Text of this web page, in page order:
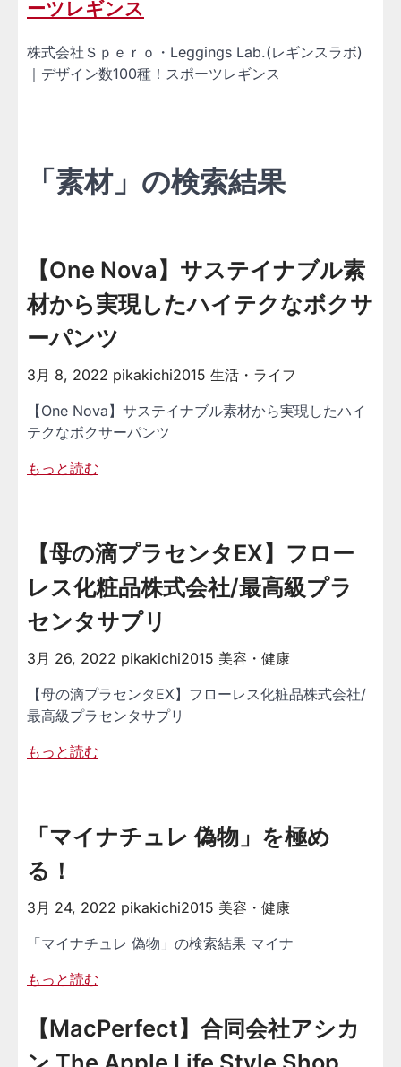
ーツレギンス
株式会社Ｓｐｅｒｏ・Leggings Lab.(レギンスラボ)
｜デザイン数100種！スポーツレギンス
「素材」の検索結果
【One Nova】サステイナブル素
材から実現したハイテクなボクサ
ーパンツ
3月 8, 2022 pikakichi2015 生活・ライフ
【One Nova】サステイナブル素材から実現したハイ
テクなボクサーパンツ
もっと読む
【母の滴プラセンタEX】フロー
レス化粧品株式会社/最高級プラ
センタサプリ
3月 26, 2022 pikakichi2015 美容・健康
【母の滴プラセンタEX】フローレス化粧品株式会社/
最高級プラセンタサプリ
もっと読む
「マイナチュレ 偽物」を極め
る！
3月 24, 2022 pikakichi2015 美容・健康
「マイナチュレ 偽物」の検索結果 マイナ
もっと読む
【MacPerfect】合同会社アシカ